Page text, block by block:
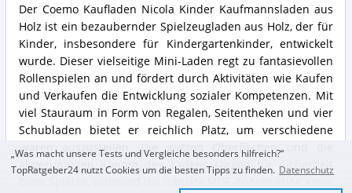
Der Coemo Kaufladen Nicola Kinder Kaufmannsladen aus
Holz ist ein bezaubernder Spielzeugladen aus Holz, der für
Kinder, insbesondere für Kindergartenkinder, entwickelt
wurde. Dieser vielseitige Mini-Laden regt zu fantasievollen
Rollenspielen an und fördert durch Aktivitäten wie Kaufen
und Verkaufen die Entwicklung sozialer Kompetenzen. Mit
viel Stauraum in Form von Regalen, Seitentheken und vier
Schubladen bietet er reichlich Platz, um verschiedene
Waren auszustellen. Die glatten Oberflächen und die
abgerundeten Kanten des Ladens sorgen für Sicherheit
„Was macht unsere Tests und Vergleiche besonders hilfreich?“
TopRatgeber24 nutzt Cookies um die besten Tipps zu finden. Datenschutz